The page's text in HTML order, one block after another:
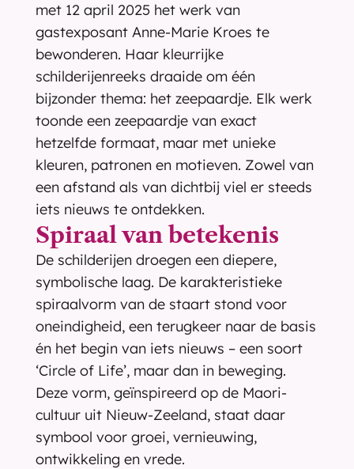
met 12 april 2025 het werk van
gastexposant Anne-Marie Kroes te
bewonderen. Haar kleurrijke
schilderijenreeks draaide om één
bijzonder thema: het zeepaardje. Elk werk
toonde een zeepaardje van exact
hetzelfde formaat, maar met unieke
kleuren, patronen en motieven. Zowel van
een afstand als van dichtbij viel er steeds
iets nieuws te ontdekken.
Spiraal van betekenis
De schilderijen droegen een diepere,
symbolische laag. De karakteristieke
spiraalvorm van de staart stond voor
oneindigheid, een terugkeer naar de basis
én het begin van iets nieuws – een soort
‘Circle of Life’, maar dan in beweging.
Deze vorm, geïnspireerd op de Maori-
cultuur uit Nieuw-Zeeland, staat daar
symbool voor groei, vernieuwing,
ontwikkeling en vrede.